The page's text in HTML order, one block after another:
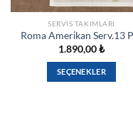
SERVIS TAKIMLARI
Roma Ameri̇kan Serv.13
1.890,00₺
SEÇENEKLER